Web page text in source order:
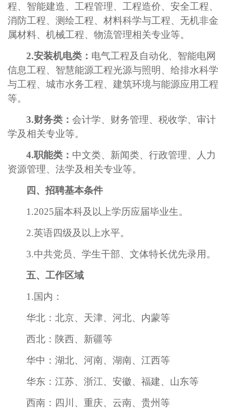
程、智能建造、 工程管理、工程造价、安全工程、
消防工程、测绘工程、材料科学与工程、无机非金
属材料、机械工程、物流管理相关专业等。
2.安装机电类： 电气工程及自动化、智能电网
信息工程、智慧能源工程光源与照明、给排水科学
与工程、城市水务工程、建筑环境与能源应用工程
等。
3.财务类： 会计学、财务管理、税收学、审计
学及相关专业等。
4.职能类 ： 中文类、新闻类、行政管理、人力
资源管理、法学及相关专业等。
四 、招聘基本条件
1.2025届本科及以上学历应届毕业生。
2.英语四级及以上水平。
3.中共党员、学生干部、 文体特长优先录用 。
五、工作区域
1.国内：
华北：北京、天津、河北、内蒙等
西北：陕西、新疆等
华中：湖北、河南、湖南、江西等
华东：江苏、浙江、安徽、福建、山东等
西南：四川、重庆、云南、贵州等